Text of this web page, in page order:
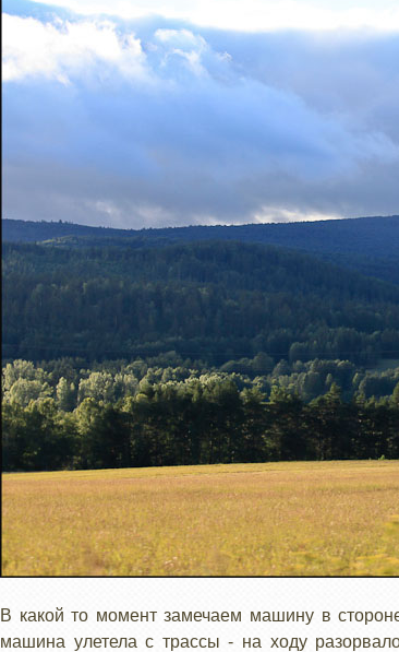
В какой то момент замечаем машину в
машина улетела с трассы - на ходу